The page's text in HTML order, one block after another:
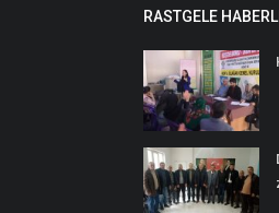
RASTGELE